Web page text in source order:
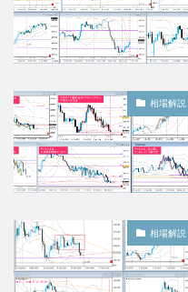
相場解説
相場解説